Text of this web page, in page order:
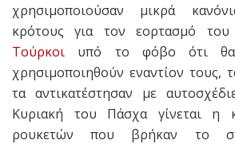
χρησιμοποιούσαν μικρά
κρότους για τον εορτασμό
Τούρκοι υπό το φόβο ότι θα
χρησιμοποιηθούν εναντίον τους,
τα αντικατέστησαν με
Κυριακή του Πάσχα γίνεται η
ρουκετών που βρήκαν το